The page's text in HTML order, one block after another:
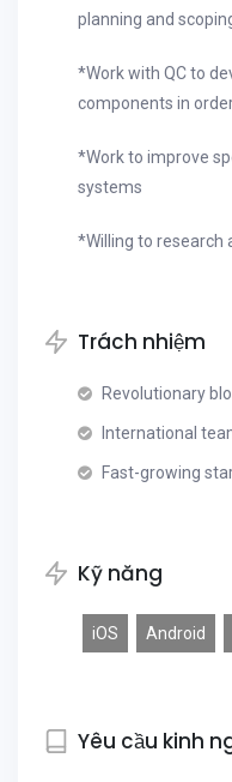
planning and
*Work with QC to
components in
*Work to improve
systems
*Willing to research
Trách nhiệm
Revolutionary
International
Fast-growing
Kỹ năng
iOS Android
Yêu cầu kinh